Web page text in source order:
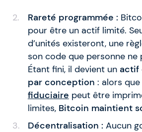
Rareté programmée :
pour être un actif limité.
d’unités existeront, une
son code que personne ne
Étant fini, il devient un actif
par conception : alors que
fiduciaire peut être
limites, Bitcoin maintient
Décentralisation : Aucun